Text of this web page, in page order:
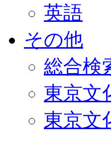
英語
その他
総合検
東京文
東京文